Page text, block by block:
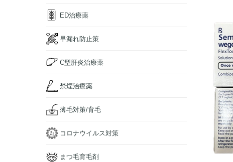
ED治療薬
早漏れ防止策
C型肝炎治療薬
禁煙治療薬
薄毛対策/育毛
コロナウイルス対策
まつ毛育毛剤